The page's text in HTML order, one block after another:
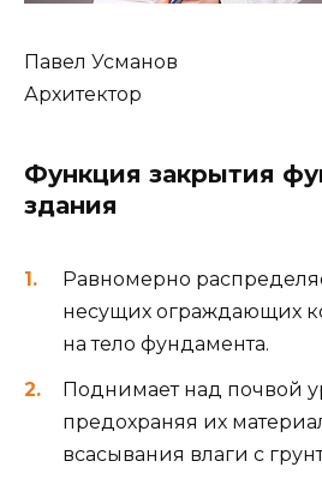
Павел Усманов
Архитектор
Функция закрытия
здания
Равномерно
несущих ограждающих
на тело фундамента.
Поднимает над почвой
предохраняя их
всасывания влаги с